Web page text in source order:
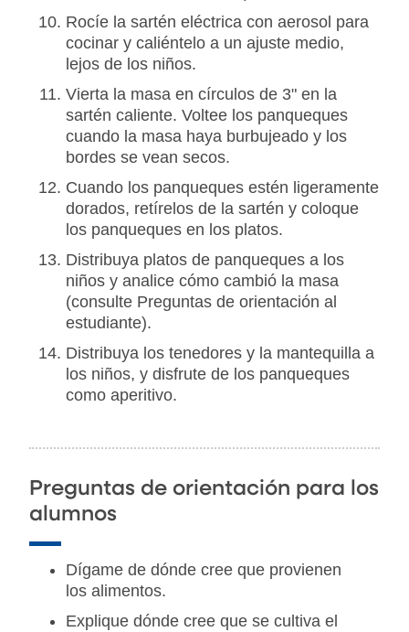
Rocíe la sartén eléctrica con aerosol para
cocinar y caliéntelo a un ajuste medio,
lejos de los niños.
Vierta la masa en círculos de 3" en la
sartén caliente. Voltee los panqueques
cuando la masa haya burbujeado y los
bordes se vean secos.
Cuando los panqueques estén ligeramente
dorados, retírelos de la sartén y coloque
los panqueques en los platos.
Distribuya platos de panqueques a los
niños y analice cómo cambió la masa
(consulte Preguntas de orientación al
estudiante).
Distribuya los tenedores y la mantequilla a
los niños, y disfrute de los panqueques
como aperitivo.
Preguntas de orientación para los
alumnos
Dígame de dónde cree que provienen
los alimentos.
Explique dónde cree que se cultiva el